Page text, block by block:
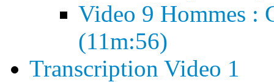
Video 9 Hommes :
(11m:56)
Transcription Video 1